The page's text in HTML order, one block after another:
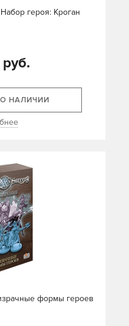
героя: Кроган
НАЛИЧИИ
формы героев